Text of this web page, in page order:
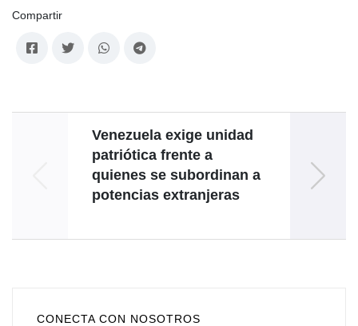
Compartir
Venezuela exige unidad
patriótica frente a
quienes se subordinan a
potencias extranjeras
CONECTA CON NOSOTROS